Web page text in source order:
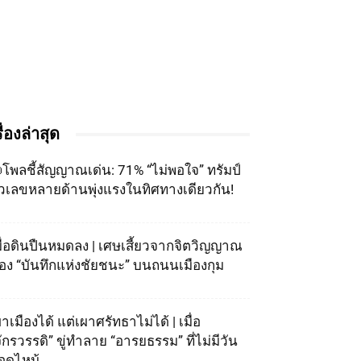
องล่าสุด
โพลชี้สัญญาณเด่น: 71% “ไม่พอใจ” ทรัมป์
เลขหลายด้านพุ่งแรงในทิศทางเดียวกัน!
อดินปืนหมดลง | เศษเสี้ยวจากจิตวิญญาณ
ง “บันทึกแห่งชัยชนะ” บนถนนเมืองกุม
าเมืองได้ แต่เผาศรัทธาไม่ได้ | เมื่อ
กรวรรดิ” ขู่ทำลาย “อารยธรรม” ที่ไม่มีวัน